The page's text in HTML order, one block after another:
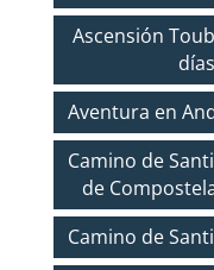
Ascensión
Aventura en
Camino de
de
Camino de